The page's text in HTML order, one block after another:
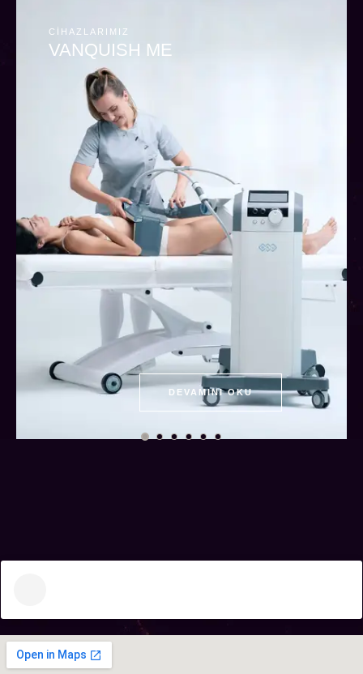
CIHAZLARIMIZ
VANQUISH ME
DEVAMINI OKU